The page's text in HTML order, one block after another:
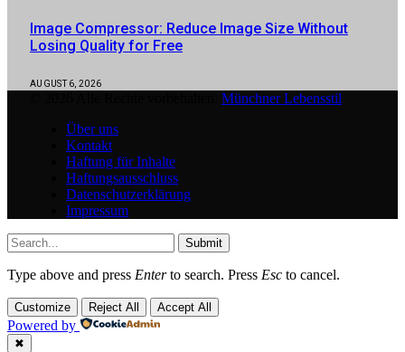
Image Compressor: Reduce Image Size Without
Losing Quality for Free
AUGUST 6, 2026
Münchner Lebensstil
Über uns
Kontakt
Haftung für Inhalte
Haftungsausschluss
Datenschutzerklärung
Impressum
Submit
Type above and press Enterto search. Press Esc to cancel.
Customize Reject All Accept All
Powered by
✖